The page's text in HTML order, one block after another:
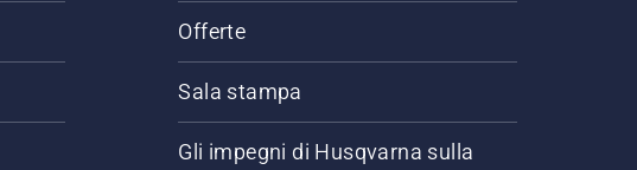
Offerte
Sala stampa
Gli impegni di Husqvarna sulla